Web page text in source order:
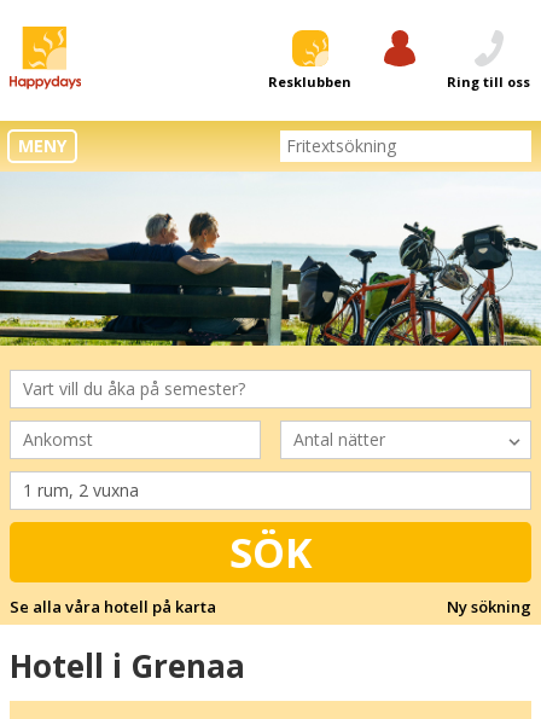
Resklubben Ring till oss
MENY
SÖK
Se alla våra hotell på karta Ny sökning
Hotell i Grenaa